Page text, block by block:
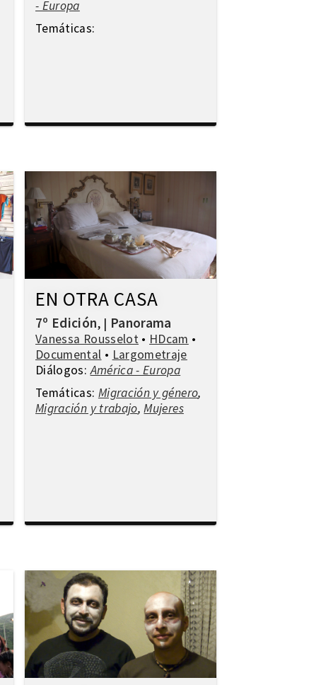
- Europa
Temáticas:
EN OTRA CASA
7º Edición, | Panorama
Vanessa Rousselot• HDcam •
Documental • Largometraje
Diálogos:América - Europa
Temáticas: Migración y género,
Migración y trabajo,Mujeres